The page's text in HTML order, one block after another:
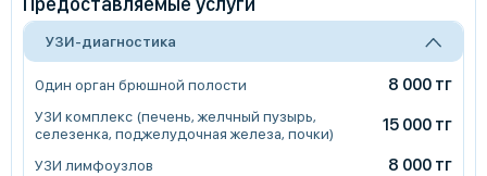
УЗИ-диагностика
Один орган брюшной полости 8 000 тг
УЗИ комплекс (печень, желчный пузырь,
селезенка, поджелудочная железа, почки)
15 000 тг
УЗИ лимфоузлов 8 000 тг